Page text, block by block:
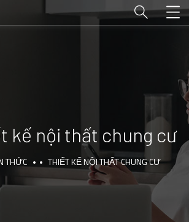
kế nội thất chung cư
THỨC THIẾT KẾ NỘI THẤT CHUNG CƯ